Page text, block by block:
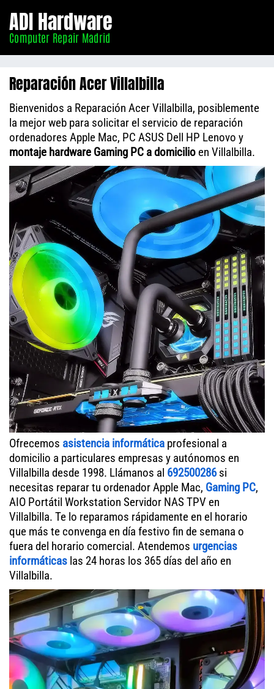
Madrid
ADI Hardware
Computer Repair Madrid
Reparación Acer Villalbilla
Bienvenidos a Reparación Acer Villalbilla, posiblemente
la mejor web para solicitar el servicio de reparación
ordenadores Apple Mac, PC ASUS Dell HP Lenovo y
montaje hardware Gaming PC a domicilio en Villalbilla.
Ofrecemos asistencia informática profesional a
domicilio a particulares empresas y autónomos en
Villalbilla desde 1998. Llámanos al 692500286si
necesitas reparar tu ordenador Apple Mac, Gaming PC,
AIO Portátil Workstation Servidor NAS TPV en
Villalbilla. Te lo reparamos rápidamente en el horario
que más te convenga en día festivo fin de semana o
fuera del horario comercial. Atendemos urgencias
informáticas las 24 horas los 365 días del año en
Villalbilla.